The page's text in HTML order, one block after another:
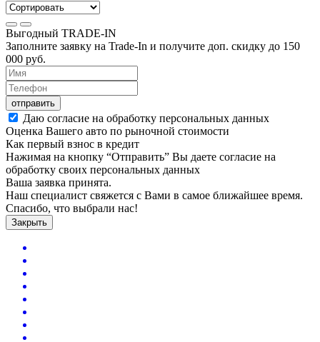
Выгодный TRADE-IN
Заполните заявку на Trade-In и получите доп. скидку до 150
000 руб.
отправить
Даю согласие на обработку персональных данных
Оценка Вашего авто по рыночной стоимости
Как первый взнос в кредит
Нажимая на кнопку “Отправить” Вы даете согласие на
обработку своих персональных данных
Ваша заявка принята.
Наш специалист свяжется с Вами в самое ближайшее время.
Спасибо, что выбрали нас!
Закрыть